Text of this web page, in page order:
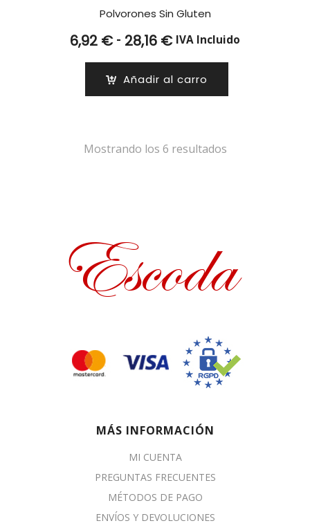
Polvorones Sin Gluten
6,92 € - 28,16 €Rango
precios:
desde
IVA Incluido
Añadir al carro
Mostrando los 6 resultados
MÁS INFORMACIÓN
MI CUENTA
PREGUNTAS FRECUENTES
MÉTODOS DE PAGO
ENVÍOS Y DEVOLUCIONES